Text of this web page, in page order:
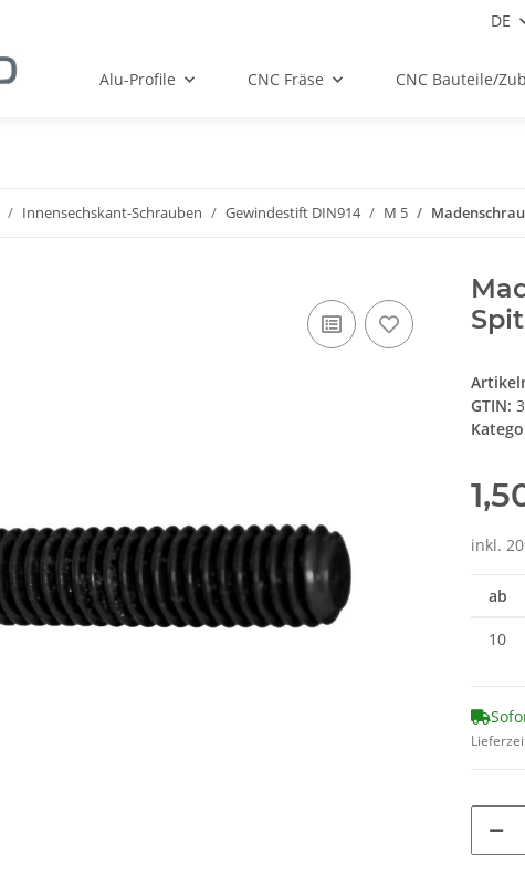
DE
Alu-Profile CNC Fräse CNC Bauteile/
Innensechskant-Schrauben Gewindestift DIN914 M 5
GTIN:
inkl.
ab
10